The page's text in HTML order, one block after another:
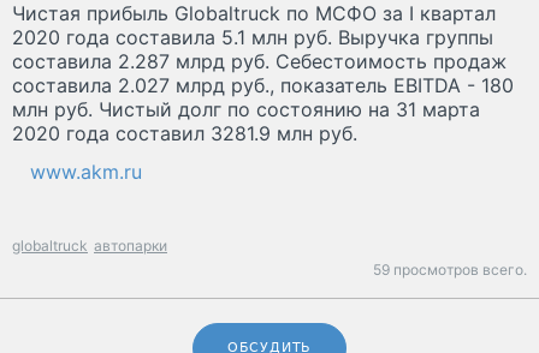
Чистая прибыль Globaltruck по МСФО за I квартал
2020 года составила 5.1 млн руб. Выручка группы
составила 2.287 млрд руб. Себестоимость продаж
составила 2.027 млрд руб., показатель EBITDA - 180
млн руб. Чистый долг по состоянию на 31 марта
2020 года составил 3281.9 млн руб.
www.akm.ru
globaltruck автопарки
59 просмотров всего.
ОБСУДИТЬ